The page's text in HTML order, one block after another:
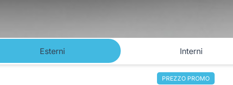
Esterni Interni
PREZZO PROMO